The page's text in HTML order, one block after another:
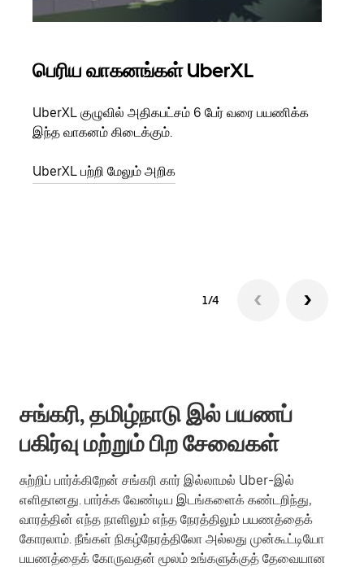
பெரிய வாகனங்கள் UberXL
UberXL குழுவில் அதிகபட்சம் 6 பேர் வரை பயணிக்க
இந்த வாகனம் கிடைக்கும்.
UberXL பற்றி மேலும் அறிக
1/4
சங்கரி, தமிழ்நாடு இல் பயணப்
பகிர்வு மற்றும் பிற சேவைகள்
சுற்றிப் பார்க்கிறேன் சங்கரி கார் இல்லாமல் Uber-இல்
எளிதானது. பார்க்க வேண்டிய இடங்களைக் கண்டறிந்து,
வாரத்தின் எந்த நாளிலும் எந்த நேரத்திலும் பயணத்தைக்
கோரலாம். நீங்கள் நிகழ்நேரத்திலோ அல்லது முன்கூட்டியோ
பயணத்தைக் கோருவதன் மூலம் உங்களுக்குத் தேவையான